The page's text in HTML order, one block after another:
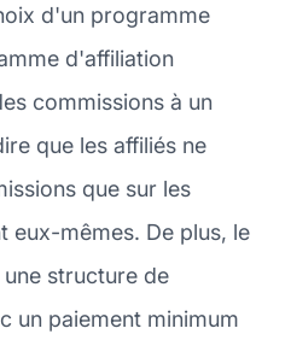
d'un programme
d'affiliation
commissions à un
que les affiliés ne
que sur les
eux-mêmes. De plus, le
structure de
un paiement minimum